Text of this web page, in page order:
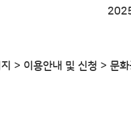
> 이용안내 및 신청 > 문